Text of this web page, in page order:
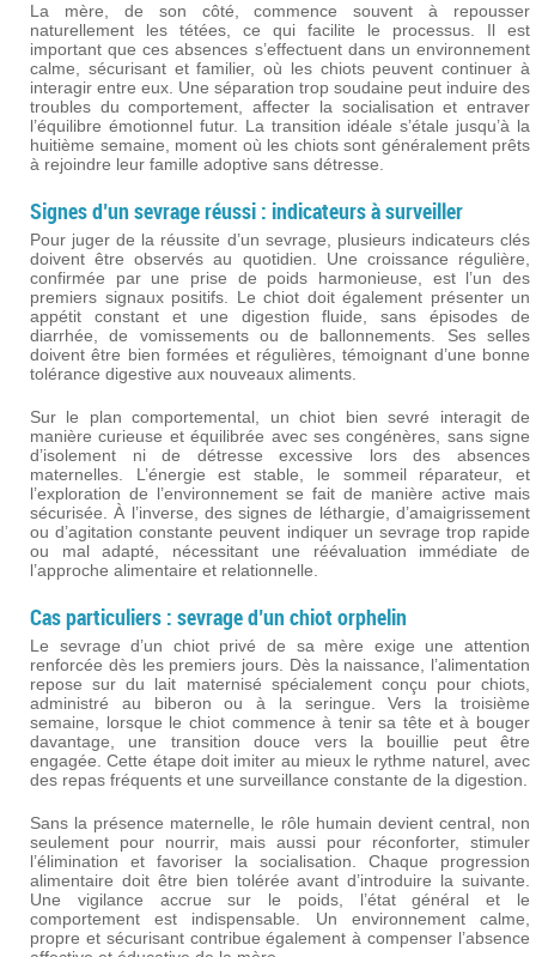
La mère, de son côté, commence souvent à repousser
naturellement les tétées, ce qui facilite le processus. Il est
important que ces absences s’effectuent dans un environnement
calme, sécurisant et familier, où les chiots peuvent continuer à
interagir entre eux. Une séparation trop soudaine peut induire des
troubles du comportement, affecter la socialisation et entraver
l’équilibre émotionnel futur. La transition idéale s’étale jusqu’à la
huitième semaine, moment où les chiots sont généralement prêts
à rejoindre leur famille adoptive sans détresse.
Signes d’un sevrage réussi : indicateurs à surveiller
Pour juger de la réussite d’un sevrage, plusieurs indicateurs clés
doivent être observés au quotidien. Une croissance régulière,
confirmée par une prise de poids harmonieuse, est l’un des
premiers signaux positifs. Le chiot doit également présenter un
appétit constant et une digestion fluide, sans épisodes de
diarrhée, de vomissements ou de ballonnements. Ses selles
doivent être bien formées et régulières, témoignant d’une bonne
tolérance digestive aux nouveaux aliments.
Sur le plan comportemental, un chiot bien sevré interagit de
manière curieuse et équilibrée avec ses congénères, sans signe
d’isolement ni de détresse excessive lors des absences
maternelles. L’énergie est stable, le sommeil réparateur, et
l’exploration de l’environnement se fait de manière active mais
sécurisée. À l’inverse, des signes de léthargie, d’amaigrissement
ou d’agitation constante peuvent indiquer un sevrage trop rapide
ou mal adapté, nécessitant une réévaluation immédiate de
l’approche alimentaire et relationnelle.
Cas particuliers : sevrage d’un chiot orphelin
Le sevrage d’un chiot privé de sa mère exige une attention
renforcée dès les premiers jours. Dès la naissance, l’alimentation
repose sur du lait maternisé spécialement conçu pour chiots,
administré au biberon ou à la seringue. Vers la troisième
semaine, lorsque le chiot commence à tenir sa tête et à bouger
davantage, une transition douce vers la bouillie peut être
engagée. Cette étape doit imiter au mieux le rythme naturel, avec
des repas fréquents et une surveillance constante de la digestion.
Sans la présence maternelle, le rôle humain devient central, non
seulement pour nourrir, mais aussi pour réconforter, stimuler
l’élimination et favoriser la socialisation. Chaque progression
alimentaire doit être bien tolérée avant d’introduire la suivante.
Une vigilance accrue sur le poids, l’état général et le
comportement est indispensable. Un environnement calme,
propre et sécurisant contribue également à compenser l’absence